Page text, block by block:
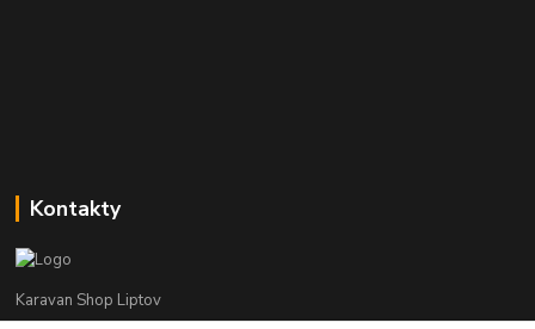
Kontakty
Karavan Shop Liptov